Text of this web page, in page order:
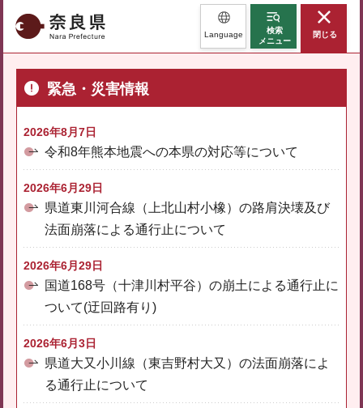
奈良県 Language
検索
メニュー
閉じる
緊急・災害情報
2026年8月7日
令和8年熊本地震への本県の対応等について
2026年6月29日
県道東川河合線（上北山村小橡）の路肩決壊及び
法面崩落による通行止について
2026年6月29日
国道168号（十津川村平谷）の崩土による通行止に
ついて(迂回路有り)
2026年6月3日
県道大又小川線（東吉野村大又）の法面崩落によ
る通行止について